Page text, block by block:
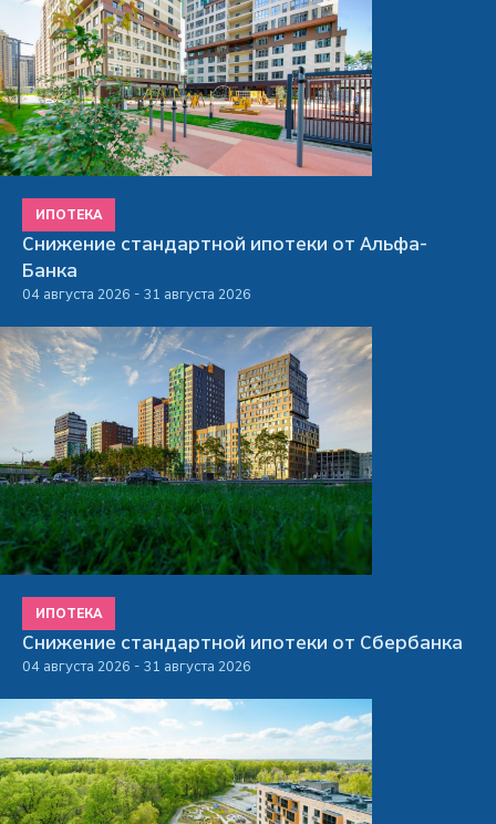
ИПОТЕКА
Снижение стандартной ипотеки от Альфа-
Банка
04 августа 2026 - 31 августа 2026
ИПОТЕКА
Снижение стандартной ипотеки от Сбербанка
04 августа 2026 - 31 августа 2026